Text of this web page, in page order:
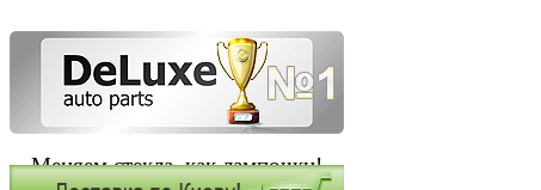
Меняем стекла, как лампочки!